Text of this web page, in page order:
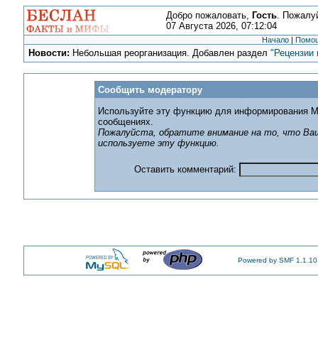
Добро пожаловать, Гость.
07 Августа 2026, 07:12:04
Начало |
Новости: Небольшая реорганизация. Добавлен раздел"Рецензии
Сообщить модератору
Используйте эту функцию для информирования
сообщениях.
Пожалуйста, обратите внимание на то, что
используете эту функцию.
Оставить комментарий:
Powered by SMF 1.1.10